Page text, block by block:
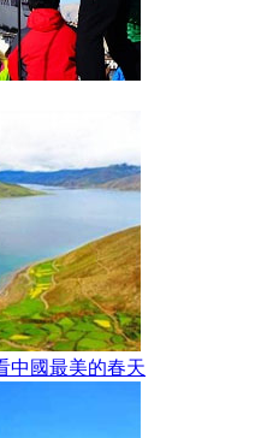
中國最美的春天